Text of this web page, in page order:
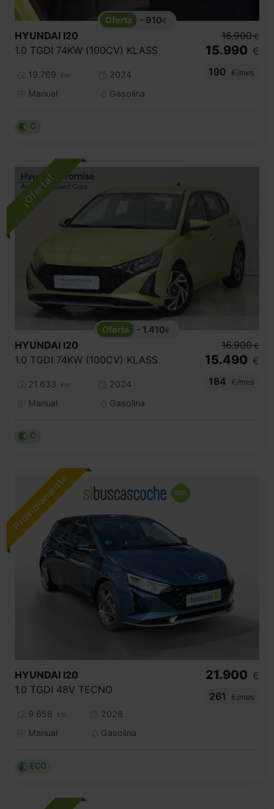
- 910€
HYUNDAI I20
1.0 TGDI 74KW (100CV) KLASS
19.769 km
2024
Manual
Gasolina
16.900 €
15.990 €
190
€/mes
C
- 1.410€
HYUNDAI I20
1.0 TGDI 74KW (100CV) KLASS
21.633 km
2024
Manual
Gasolina
16.900 €
15.490 €
184
€/mes
C
HYUNDAI I20
1.0 TGDI 48V TECNO
9.658 km
2026
Manual
Gasolina
21.900 €
261
€/mes
ECO